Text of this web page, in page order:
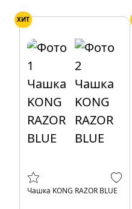
ХИТ
Чашка KONG RAZOR BLUE